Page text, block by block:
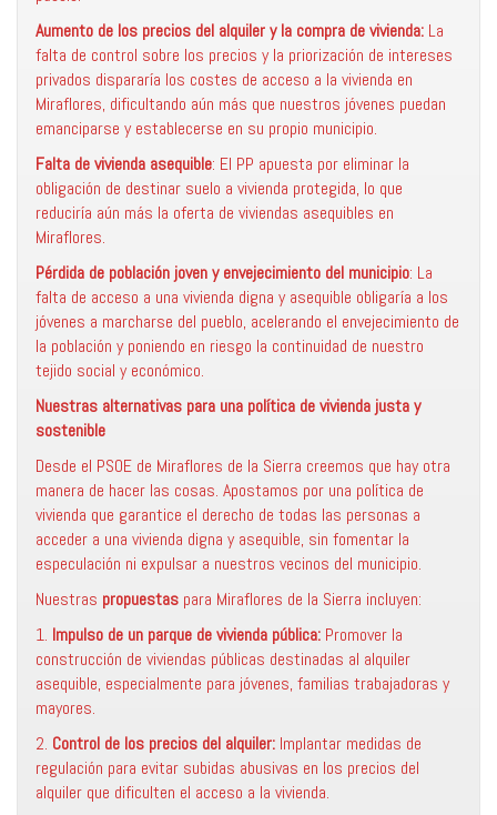
Aumento de los precios del alquiler y la compra de vivienda: La
falta de control sobre los precios y la priorización de intereses
privados dispararía los costes de acceso a la vivienda en
Miraflores, dificultando aún más que nuestros jóvenes puedan
emanciparse y establecerse en su propio municipio.
Falta de vivienda asequible: El PP apuesta por eliminar la
obligación de destinar suelo a vivienda protegida, lo que
reduciría aún más la oferta de viviendas asequibles en
Miraflores.
Pérdida de población joven y envejecimiento del municipio: La
falta de acceso a una vivienda digna y asequible obligaría a los
jóvenes a marcharse del pueblo, acelerando el envejecimiento de
la población y poniendo en riesgo la continuidad de nuestro
tejido social y económico.
Nuestras alternativas para una política de vivienda justa y
sostenible
Desde el PSOE de Miraflores de la Sierra creemos que hay otra
manera de hacer las cosas. Apostamos por una política de
vivienda que garantice el derecho de todas las personas a
acceder a una vivienda digna y asequible, sin fomentar la
especulación ni expulsar a nuestros vecinos del municipio.
Nuestras propuestas para Miraflores de la Sierra incluyen:
1. Impulso de un parque de vivienda pública: Promover la
construcción de viviendas públicas destinadas al alquiler
asequible, especialmente para jóvenes, familias trabajadoras y
mayores.
2. Control de los precios del alquiler: Implantar medidas de
regulación para evitar subidas abusivas en los precios del
alquiler que dificulten el acceso a la vivienda.